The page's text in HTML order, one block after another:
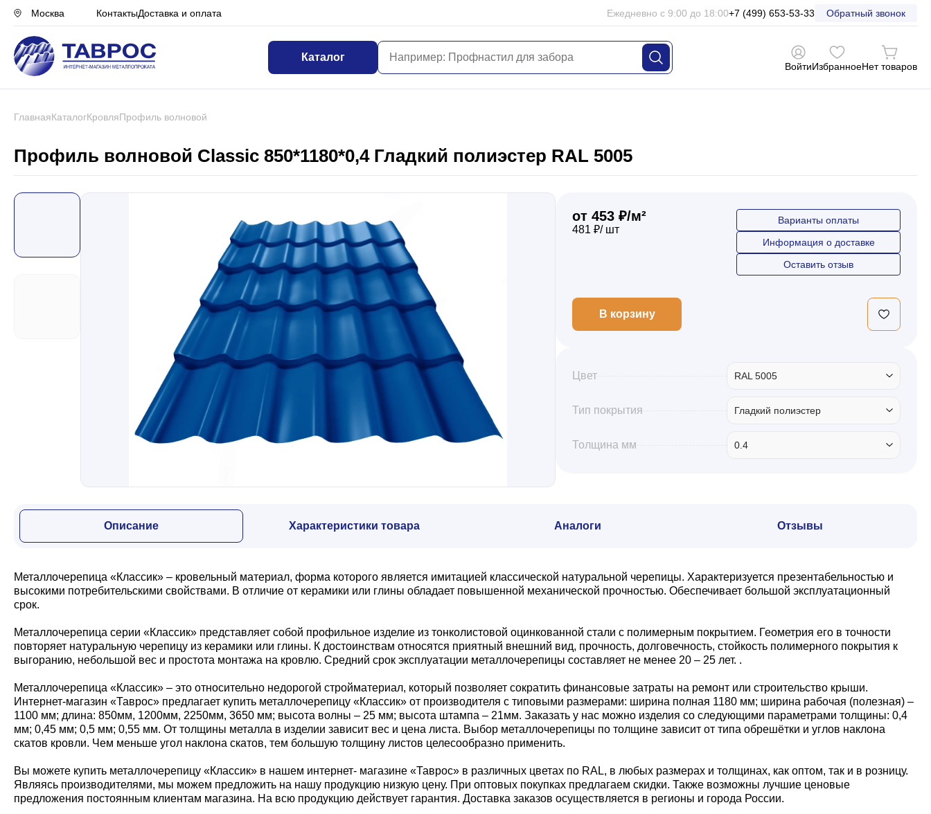
Москва КонтактыДоставка и оплата Ежедневно с 9:00 до 18:00+7 (499) 653-53-33 Обратный звонок
Каталог
ВойтиИзбранноеНет товаров
Назад в меню
Металлочерепица
Металлический штакетник
Чёрный металлопрокат
Водосточная система
Профили для гипсокартона
Дача и сад
Другие товары
ГлавнаяКаталогКровляПрофиль волновой
Профиль волновой Classic 850*1180*0,4 Гладкий полиэстер RAL 5005
от 453 ₽/м²
481 ₽/ шт
Варианты оплаты
Информация о доставке
Оставить отзыв
В корзину
Цвет RAL 5005
Тип покрытия Гладкий полиэстер
Толщина мм 0.4
Описание Характеристики товара Аналоги Отзывы
Металлочерепица «Классик» – кровельный материал, форма которого является имитацией классической натуральной черепицы. Характеризуется презентабельностью и
высокими потребительскими свойствами. В отличие от керамики или глины обладает повышенной механической прочностью. Обеспечивает большой эксплуатационный
срок.
Металлочерепица серии «Классик» представляет собой профильное изделие из тонколистовой оцинкованной стали с полимерным покрытием. Геометрия его в точности
повторяет натуральную черепицу из керамики или глины. К достоинствам относятся приятный внешний вид, прочность, долговечность, стойкость полимерного покрытия к
выгоранию, небольшой вес и простота монтажа на кровлю. Средний срок эксплуатации металлочерепицы составляет не менее 20 – 25 лет. .
Металлочерепица «Классик» – это относительно недорогой стройматериал, который позволяет сократить финансовые затраты на ремонт или строительство крыши.
Интернет-магазин «Таврос» предлагает купить металлочерепицу «Классик» от производителя с типовыми размерами: ширина полная 1180 мм; ширина рабочая (полезная) –
1100 мм; длина: 850мм, 1200мм, 2250мм, 3650 мм; высота волны – 25 мм; высота штампа – 21мм. Заказать у нас можно изделия со следующими параметрами толщины: 0,4
мм; 0,45 мм; 0,5 мм; 0,55 мм. От толщины металла в изделии зависит вес и цена листа. Выбор металлочерепицы по толщине зависит от типа обрешётки и углов наклона
скатов кровли. Чем меньше угол наклона скатов, тем большую толщину листов целесообразно применить.
Вы можете купить металлочерепицу «Классик» в нашем интернет- магазине «Таврос» в различных цветах по RAL, в любых размерах и толщинах, как оптом, так и в розницу.
Являясь производителями, мы можем предложить на нашу продукцию низкую цену. При оптовых покупках предлагаем скидки. Также возможны лучшие ценовые
предложения постоянным клиентам магазина. На всю продукцию действует гарантия. Доставка заказов осуществляется в регионы и города России.